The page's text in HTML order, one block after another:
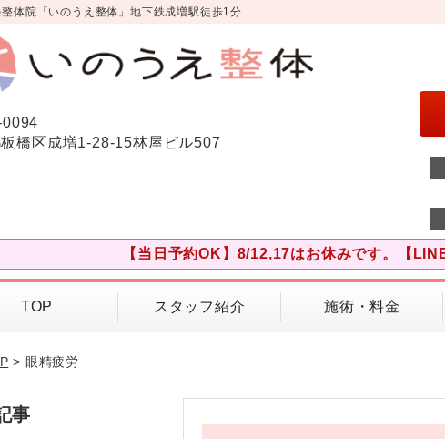
体院「いのうえ整体」地下鉄成増駅徒歩1分
橋区成増1-28-15林屋ビル507
【当日予約OK】8/12,17はお休みです。【
TOP スタッフ紹介 施術・料金
> 眼精疲労
事